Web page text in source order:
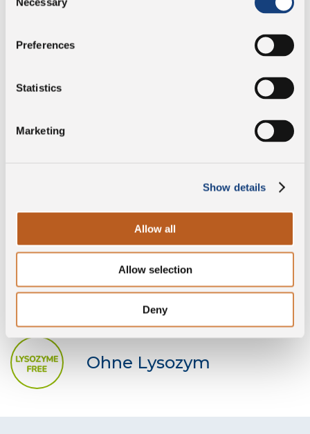
Selection
Preferences
Statistics
Marketing
Show details
Allow all
Allow selection
Deny
Konservierungsstoffe
Glutenfrei
Laktosefreier
Ohne Lysozym